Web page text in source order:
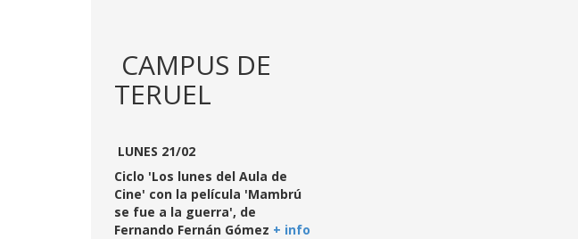
CAMPUS DE
TERUEL
LUNES 21/02
Ciclo 'Los lunes del Aula de
Cine' con la película 'Mambrú
se fue a la guerra', de
Fernando Fernán Gómez + info